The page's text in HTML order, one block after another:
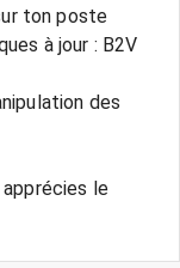
ton poste
à jour : B2V
des
le